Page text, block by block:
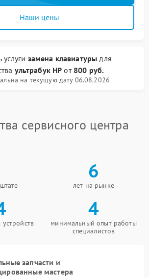
Наши цены
услуги замена клавиатуры для
ультрабук HP от 800 руб.
на текущую дату 06.08.2026
сервисного центра
6
лет на рынке
4
минимальный опыт работы
специалистов
запчасти и
мастера